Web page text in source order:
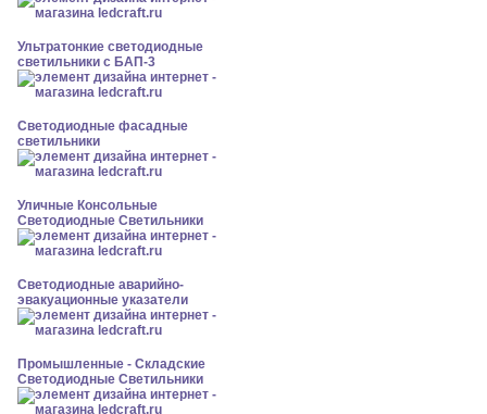
Ультратонкие светодиодные
светильники с БАП-3
Светодиодные фасадные
светильники
Уличные Консольные
Светодиодные Светильники
Светодиодные аварийно-
эвакуационные указатели
Промышленные - Складские
Светодиодные Светильники